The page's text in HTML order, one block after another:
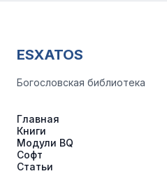
ESXATOS
Богословская библиотека
Главная
Книги
Модули BQ
Софт
Статьи